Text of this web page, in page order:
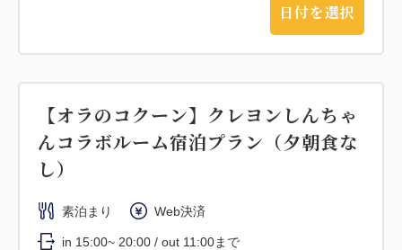
日付を選択
【オラのコクーン】クレヨンしんちゃ
んコラボルーム宿泊プラン（夕朝食な
し）
素泊まり Web決済
in 15:00~ 20:00 / out 11:00まで